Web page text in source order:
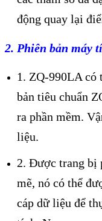
động quay lại
2. Phiên bản máy
1. ZQ-990LA có
bản tiêu chuẩn
ra phần mềm.
liệu.
2. Được trang bị
mẽ, nó có thể
cáp dữ liệu để